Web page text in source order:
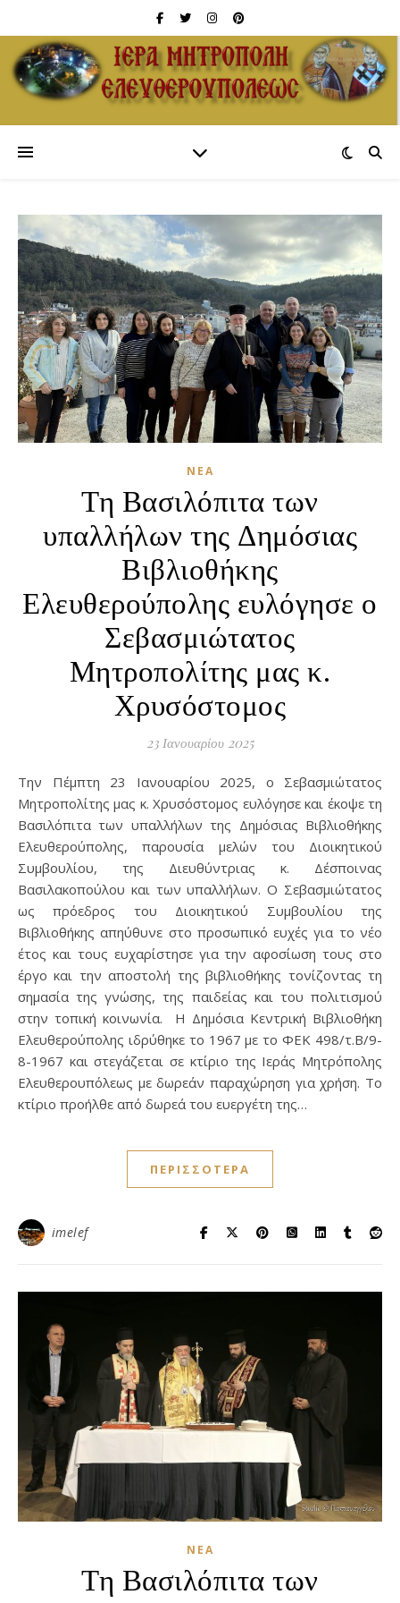
ΝΈΑ
Τη Βασιλόπιτα των
υπαλλήλων της Δημόσιας
Βιβλιοθήκης
Ελευθερούπολης ευλόγησε ο
Σεβασμιώτατος
Μητροπολίτης μας κ.
Χρυσόστομος
23 Ιανουαρίου 2025
Την Πέμπτη 23 Ιανουαρίου 2025, ο Σεβασμιώτατος
Μητροπολίτης μας κ. Χρυσόστομος ευλόγησε και έκοψε τη
Βασιλόπιτα των υπαλλήλων της Δημόσιας Βιβλιοθήκης
Ελευθερούπολης, παρουσία μελών του Διοικητικού
Συμβουλίου, της Διευθύντριας κ. Δέσποινας
Βασιλακοπούλου και των υπαλλήλων. Ο Σεβασμιώτατος
ως πρόεδρος του Διοικητικού Συμβουλίου της
Βιβλιοθήκης απηύθυνε στο προσωπικό ευχές για το νέο
έτος και τους ευχαρίστησε για την αφοσίωση τους στο
έργο και την αποστολή της βιβλιοθήκης τονίζοντας τη
σημασία της γνώσης, της παιδείας και του πολιτισμού
στην τοπική κοινωνία. Η Δημόσια Κεντρική Βιβλιοθήκη
Ελευθερούπολης ιδρύθηκε το 1967 με το ΦΕΚ 498/τ.Β/9-
8-1967 και στεγάζεται σε κτίριο της Ιεράς Μητρόπολης
Ελευθερουπόλεως με δωρεάν παραχώρηση για χρήση. Το
κτίριο προήλθε από δωρεά του ευεργέτη της…
ΠΕΡΙΣΣΌΤΕΡΑ
imelef
ΝΈΑ
Τη Βασιλόπιτα των